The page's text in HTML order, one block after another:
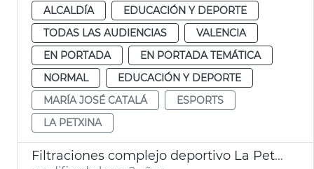
ALCALDÍA
EDUCACIÓN Y DEPORTE
TODAS LAS AUDIENCIAS
VALENCIA
EN PORTADA
EN PORTADA TEMÁTICA
NORMAL
EDUCACIÓN Y DEPORTE
MARÍA JOSÉ CATALÁ
ESPORTS
LA PETXINA
Filtraciones complejo deportivo La Petxina